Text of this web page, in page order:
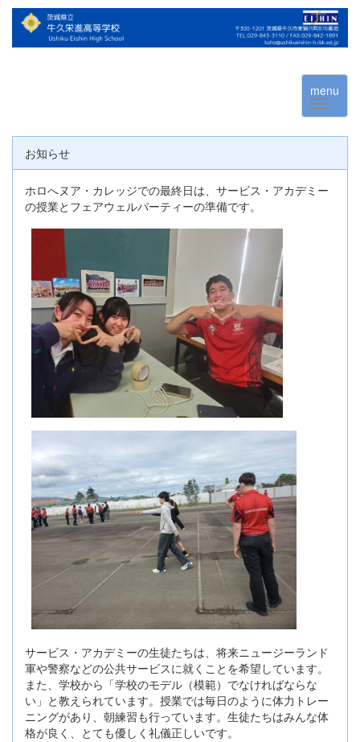
menu
お知らせ
ホロへヌア・カレッジでの最終日は、サービス・アカデミー
の授業とフェアウェルパーティーの準備です。
サービス・アカデミーの生徒たちは、将来ニュージーランド
軍や警察などの公共サービスに就くことを希望しています。
また、学校から「学校のモデル（模範）でなければならな
い」と教えられています。授業では毎日のように体力トレー
ニングがあり、朝練習も行っています。生徒たちはみんな体
格が良く、とても優しく礼儀正しいです。